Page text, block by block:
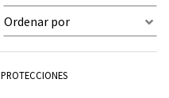
Ordenar por
PROTECCIONES